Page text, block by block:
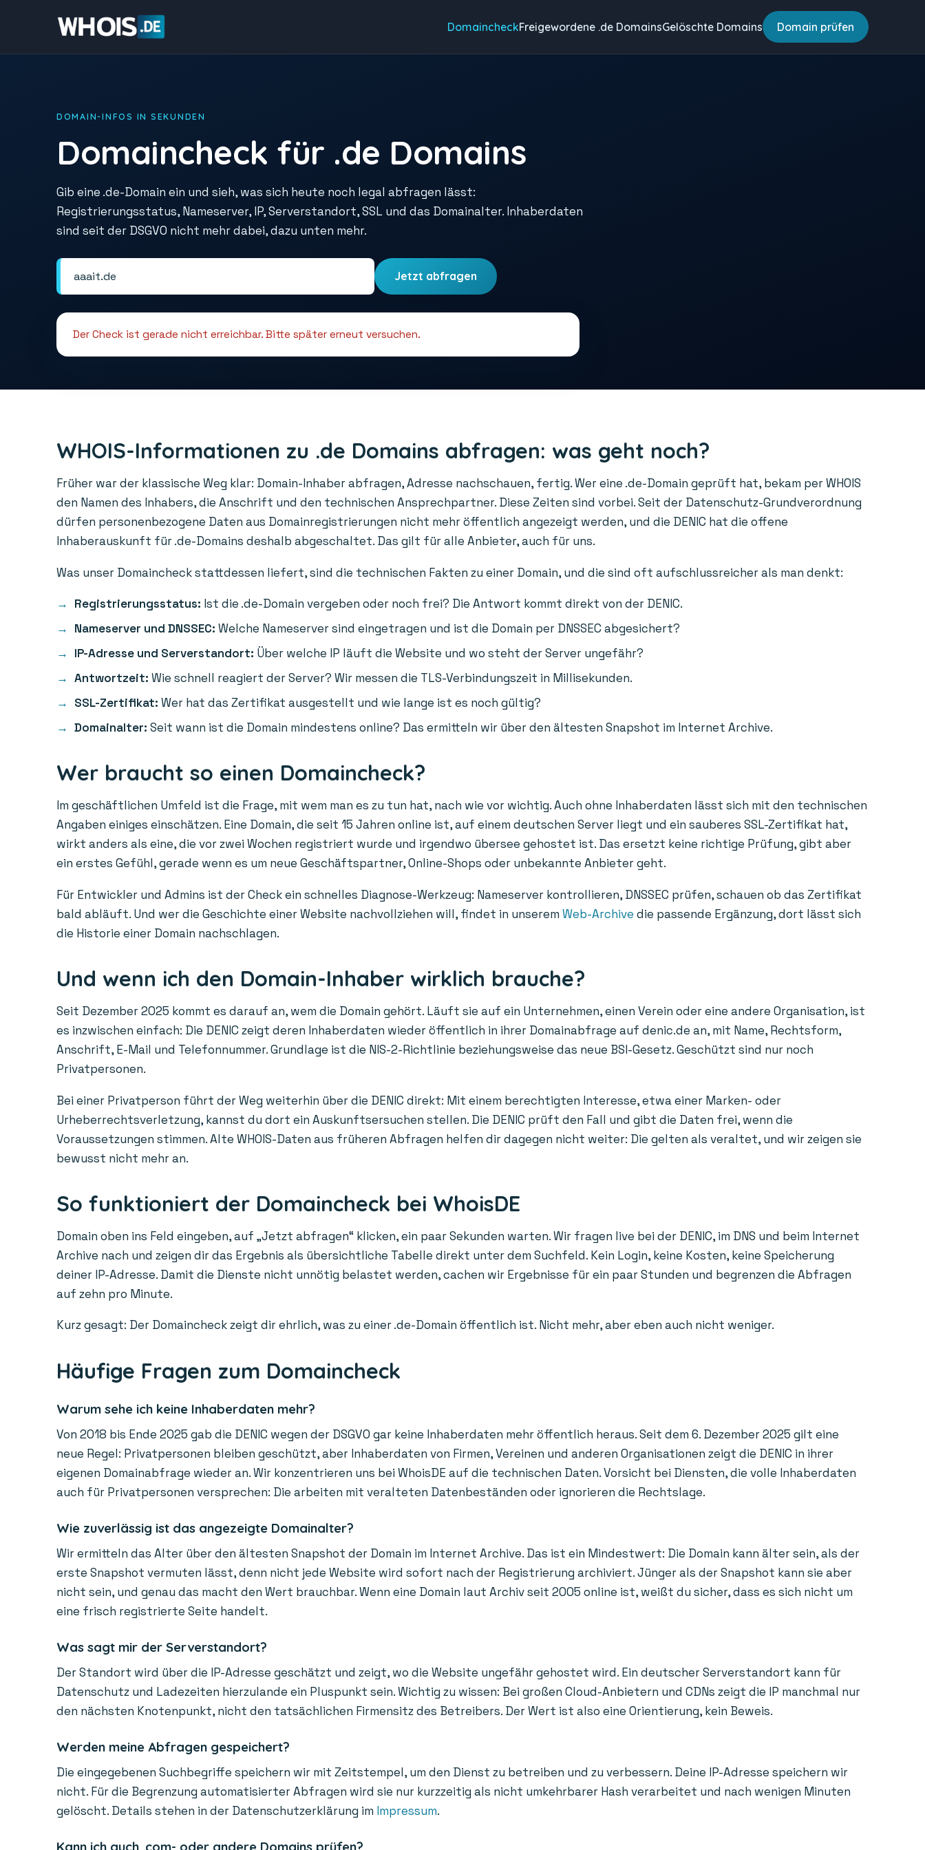
DomaincheckFreigewordene .de DomainsGelöschte Domains Domain prüfen
DOMAIN-INFOS IN SEKUNDEN
Domaincheck für .de Domains
Gib eine .de-Domain ein und sieh, was sich heute noch legal abfragen lässt:
Registrierungsstatus, Nameserver, IP, Serverstandort, SSL und das Domainalter. Inhaberdaten
sind seit der DSGVO nicht mehr dabei, dazu unten mehr.
Jetzt abfragen
Der Check ist gerade nicht erreichbar. Bitte später erneut versuchen.
WHOIS-Informationen zu .de Domains abfragen: was geht noch?
Früher war der klassische Weg klar: Domain-Inhaber abfragen, Adresse nachschauen, fertig. Wer eine .de-Domain geprüft hat, bekam per WHOIS
den Namen des Inhabers, die Anschrift und den technischen Ansprechpartner. Diese Zeiten sind vorbei. Seit der Datenschutz-Grundverordnung
dürfen personenbezogene Daten aus Domainregistrierungen nicht mehr öffentlich angezeigt werden, und die DENIC hat die offene
Inhaberauskunft für .de-Domains deshalb abgeschaltet. Das gilt für alle Anbieter, auch für uns.
Was unser Domaincheck stattdessen liefert, sind die technischen Fakten zu einer Domain, und die sind oft aufschlussreicher als man denkt:
Registrierungsstatus: Ist die .de-Domain vergeben oder noch frei? Die Antwort kommt direkt von der DENIC.
Nameserver und DNSSEC: Welche Nameserver sind eingetragen und ist die Domain per DNSSEC abgesichert?
IP-Adresse und Serverstandort: Über welche IP läuft die Website und wo steht der Server ungefähr?
Antwortzeit: Wie schnell reagiert der Server? Wir messen die TLS-Verbindungszeit in Millisekunden.
SSL-Zertifikat: Wer hat das Zertifikat ausgestellt und wie lange ist es noch gültig?
Domainalter: Seit wann ist die Domain mindestens online? Das ermitteln wir über den ältesten Snapshot im Internet Archive.
Wer braucht so einen Domaincheck?
Im geschäftlichen Umfeld ist die Frage, mit wem man es zu tun hat, nach wie vor wichtig. Auch ohne Inhaberdaten lässt sich mit den technischen
Angaben einiges einschätzen. Eine Domain, die seit 15 Jahren online ist, auf einem deutschen Server liegt und ein sauberes SSL-Zertifikat hat,
wirkt anders als eine, die vor zwei Wochen registriert wurde und irgendwo übersee gehostet ist. Das ersetzt keine richtige Prüfung, gibt aber
ein erstes Gefühl, gerade wenn es um neue Geschäftspartner, Online-Shops oder unbekannte Anbieter geht.
Für Entwickler und Admins ist der Check ein schnelles Diagnose-Werkzeug: Nameserver kontrollieren, DNSSEC prüfen, schauen ob das Zertifikat
bald abläuft. Und wer die Geschichte einer Website nachvollziehen will, findet in unserem Web-Archive die passende Ergänzung, dort lässt sich
die Historie einer Domain nachschlagen.
Und wenn ich den Domain-Inhaber wirklich brauche?
Seit Dezember 2025 kommt es darauf an, wem die Domain gehört. Läuft sie auf ein Unternehmen, einen Verein oder eine andere Organisation, ist
es inzwischen einfach: Die DENIC zeigt deren Inhaberdaten wieder öffentlich in ihrer Domainabfrage auf denic.de an, mit Name, Rechtsform,
Anschrift, E-Mail und Telefonnummer. Grundlage ist die NIS-2-Richtlinie beziehungsweise das neue BSI-Gesetz. Geschützt sind nur noch
Privatpersonen.
Bei einer Privatperson führt der Weg weiterhin über die DENIC direkt: Mit einem berechtigten Interesse, etwa einer Marken- oder
Urheberrechtsverletzung, kannst du dort ein Auskunftsersuchen stellen. Die DENIC prüft den Fall und gibt die Daten frei, wenn die
Voraussetzungen stimmen. Alte WHOIS-Daten aus früheren Abfragen helfen dir dagegen nicht weiter: Die gelten als veraltet, und wir zeigen sie
bewusst nicht mehr an.
So funktioniert der Domaincheck bei WhoisDE
Domain oben ins Feld eingeben, auf „Jetzt abfragen“ klicken, ein paar Sekunden warten. Wir fragen live bei der DENIC, im DNS und beim Internet
Archive nach und zeigen dir das Ergebnis als übersichtliche Tabelle direkt unter dem Suchfeld. Kein Login, keine Kosten, keine Speicherung
deiner IP-Adresse. Damit die Dienste nicht unnötig belastet werden, cachen wir Ergebnisse für ein paar Stunden und begrenzen die Abfragen
auf zehn pro Minute.
Kurz gesagt: Der Domaincheck zeigt dir ehrlich, was zu einer .de-Domain öffentlich ist. Nicht mehr, aber eben auch nicht weniger.
Häufige Fragen zum Domaincheck
Warum sehe ich keine Inhaberdaten mehr?
Von 2018 bis Ende 2025 gab die DENIC wegen der DSGVO gar keine Inhaberdaten mehr öffentlich heraus. Seit dem 6. Dezember 2025 gilt eine
neue Regel: Privatpersonen bleiben geschützt, aber Inhaberdaten von Firmen, Vereinen und anderen Organisationen zeigt die DENIC in ihrer
eigenen Domainabfrage wieder an. Wir konzentrieren uns bei WhoisDE auf die technischen Daten. Vorsicht bei Diensten, die volle Inhaberdaten
auch für Privatpersonen versprechen: Die arbeiten mit veralteten Datenbeständen oder ignorieren die Rechtslage.
Wie zuverlässig ist das angezeigte Domainalter?
Wir ermitteln das Alter über den ältesten Snapshot der Domain im Internet Archive. Das ist ein Mindestwert: Die Domain kann älter sein, als der
erste Snapshot vermuten lässt, denn nicht jede Website wird sofort nach der Registrierung archiviert. Jünger als der Snapshot kann sie aber
nicht sein, und genau das macht den Wert brauchbar. Wenn eine Domain laut Archiv seit 2005 online ist, weißt du sicher, dass es sich nicht um
eine frisch registrierte Seite handelt.
Was sagt mir der Serverstandort?
Der Standort wird über die IP-Adresse geschätzt und zeigt, wo die Website ungefähr gehostet wird. Ein deutscher Serverstandort kann für
Datenschutz und Ladezeiten hierzulande ein Pluspunkt sein. Wichtig zu wissen: Bei großen Cloud-Anbietern und CDNs zeigt die IP manchmal nur
den nächsten Knotenpunkt, nicht den tatsächlichen Firmensitz des Betreibers. Der Wert ist also eine Orientierung, kein Beweis.
Werden meine Abfragen gespeichert?
Die eingegebenen Suchbegriffe speichern wir mit Zeitstempel, um den Dienst zu betreiben und zu verbessern. Deine IP-Adresse speichern wir
nicht. Für die Begrenzung automatisierter Abfragen wird sie nur kurzzeitig als nicht umkehrbarer Hash verarbeitet und nach wenigen Minuten
gelöscht. Details stehen in der Datenschutzerklärung im Impressum.